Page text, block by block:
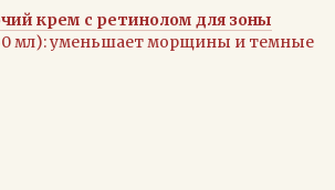
крем с ретинолом для зоны
мл): уменьшает морщины и темные